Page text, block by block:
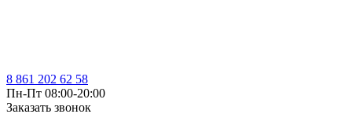
8 861 202 62 58
Пн-Пт 08:00-20:00
Заказать звонок